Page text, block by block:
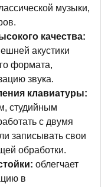
музыки,
качества:
акустики
формата,
звука.
клавиатуры:
студийным
с двумя
записывать свои
обработки.
облегчает
в